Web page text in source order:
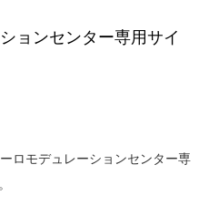
ョンセンター専用サイ
ロモデュレーションセンター専